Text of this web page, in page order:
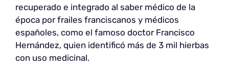
recuperado e integrado al saber médico de la
época por frailes franciscanos y médicos
españoles, como el famoso doctor Francisco
Hernández, quien identificó más de 3 mil hierbas
con uso medicinal.